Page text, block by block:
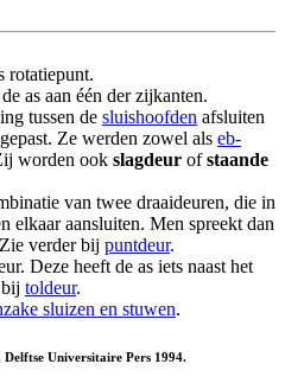
rotatiepunt.
as aan één der zijkanten.
tussen de sluishoofden afsluiten
Ze werden zowel als eb-
worden ook slagdeur ofstaande
van twee draaideuren, die in
elkaar aansluiten. Men spreekt dan
verder bij puntdeur.
Deze heeft de as iets naast het
toldeur.
sluizen en stuwen.
Delftse Universitaire Pers 1994.